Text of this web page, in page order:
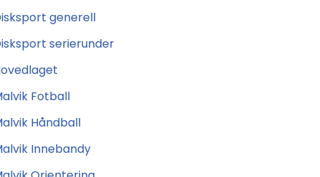
generell
serierunder
Fotball
Håndball
Innebandy